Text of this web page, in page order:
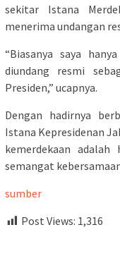
sekitar Istana
menerima undangan
“Biasanya saya
diundang resmi
Presiden,” ucapnya.
Dengan hadirnya
Istana Kepresidenan
kemerdekaan adalah
semangat
sumber
Post Views: 1,316